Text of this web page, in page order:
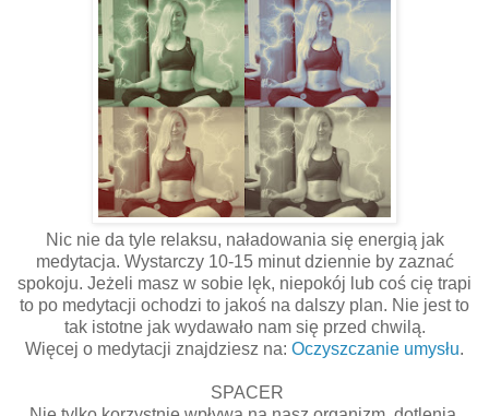
Nic nie da tyle relaksu, naładowania się energią jak
medytacja. Wystarczy 10-15 minut dziennie by zaznać
spokoju. Jeżeli masz w sobie lęk, niepokój lub coś cię trapi
to po medytacji ochodzi to jakoś na dalszy plan. Nie jest to
tak istotne jak wydawało nam się przed chwilą.
Więcej o medytacji znajdziesz na: Oczyszczanie umysłu.
SPACER